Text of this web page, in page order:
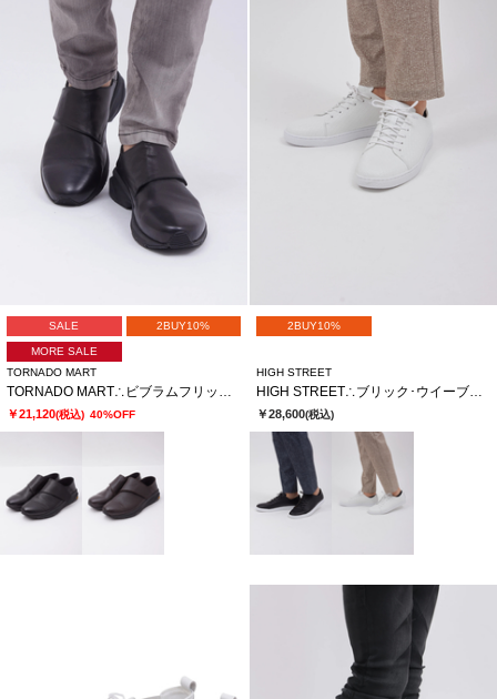
SALE 2BUY10%
MORE SALE
TORNADO MART
TORNADO MART∴ビブラムフリップフィットスリッポン
￥21,120(税込) 40%OFF
2BUY10%
HIGH STREET
HIGH STREET∴ブリック･ウイーブカタオシドレススニーカー
￥28,600(税込)